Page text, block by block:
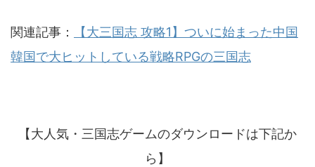
関連記事：
【大三国志 攻略1】ついに始まった中国
韓国で大ヒットしている戦略RPGの三国志
【大人気・三国志ゲームのダウンロードは下記か
ら】